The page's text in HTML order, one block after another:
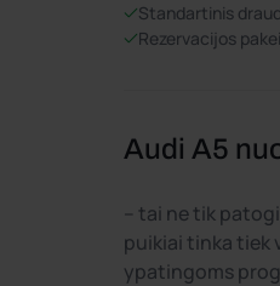
Standartinis
Rezervacijos
Audi A5
– tai ne tik
puikiai tinka tiek
ypatingoms